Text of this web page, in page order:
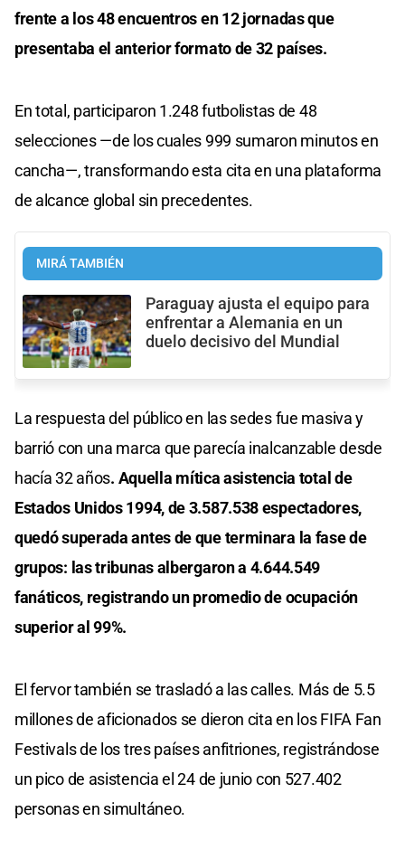
frente a los 48 encuentros en 12 jornadas que
presentaba el anterior formato de 32 países.
En total, participaron 1.248 futbolistas de 48
selecciones —de los cuales 999 sumaron minutos en
cancha—, transformando esta cita en una plataforma
de alcance global sin precedentes.
MIRÁ TAMBIÉN
Paraguay ajusta el equipo para
enfrentar a Alemania en un
duelo decisivo del Mundial
La respuesta del público en las sedes fue masiva y
barrió con una marca que parecía inalcanzable desde
hacía 32 años. Aquella mítica asistencia total de
Estados Unidos 1994, de 3.587.538 espectadores,
quedó superada antes de que terminara la fase de
grupos: las tribunas albergaron a 4.644.549
fanáticos, registrando un promedio de ocupación
superior al 99%.
El fervor también se trasladó a las calles. Más de 5.5
millones de aficionados se dieron cita en los FIFA Fan
Festivals de los tres países anfitriones, registrándose
un pico de asistencia el 24 de junio con 527.402
personas en simultáneo.